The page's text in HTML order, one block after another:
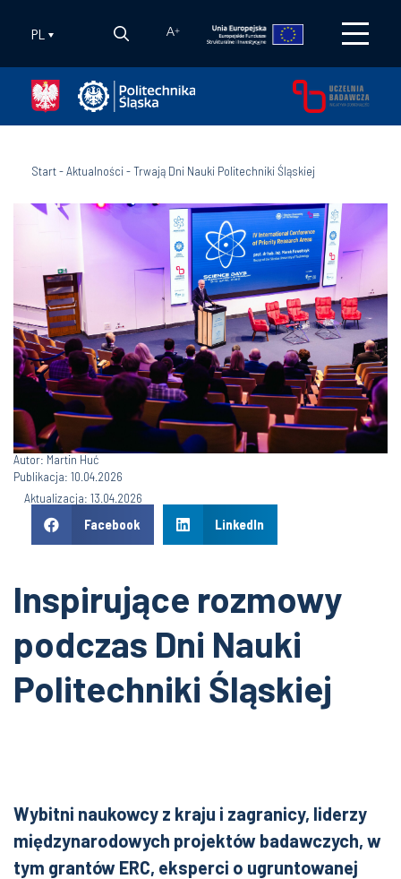
PL A+
Start-Aktualności-Trwają Dni Nauki Politechniki Śląskiej
Autor: Martin Huć
Publikacja: 10.04.2026
Aktualizacja: 13.04.2026
Facebook LinkedIn
Inspirujące rozmowy
podczas Dni Nauki
Politechniki Śląskiej
Wybitni naukowcy z kraju i zagranicy, liderzy
międzynarodowych projektów badawczych, w
tym grantów ERC, eksperci o ugruntowanej